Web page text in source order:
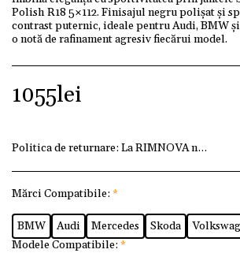
Polish R18 5×112. Finisajul negru polișat și
contrast puternic, ideale pentru Audi, BMW
o notă de rafinament agresiv fiecărui model.
1055lei
Politica de returnare: La RIMNOVA ne
Mărci Compatibile: *
BMW Audi Mercedes Skoda
Modele Compatibile: *